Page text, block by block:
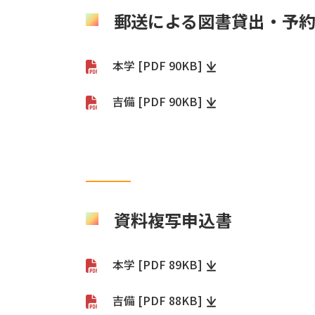
郵送による図書貸出・予
本学 [PDF 90KB]
吉備 [PDF 90KB]
資料複写申込書
本学 [PDF 89KB]
吉備 [PDF 88KB]